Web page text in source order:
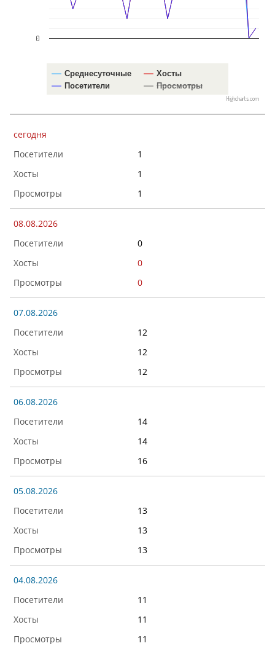
Среднесуточные
Хосты
Посетители
Просмотры
0
Highcharts.com
сегодня
1
1
1
08.08.2026
0
0
0
07.08.2026
12
12
12
06.08.2026
14
14
16
05.08.2026
13
13
13
04.08.2026
11
11
11